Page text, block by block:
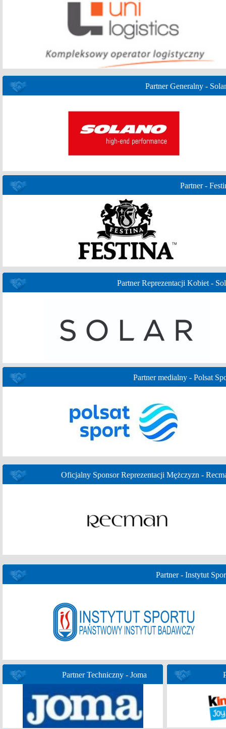
Partner Generalny -
Partner -
Partner Reprezentacji Kobiet -
Partner medialny - Polsat
Oficjalny Sponsor Reprezentacji Mężczyzn -
Partner - Instytut
Partner Techniczny - Joma